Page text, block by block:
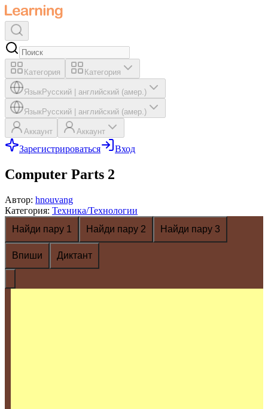
Категория Категория
ЯзыкРусский английский (амер.)
ЯзыкРусский английский (амер.)
Аккаунт Аккаунт
Зарегистрироваться Вход
Computer Parts 2
Автор: hnouvang
Категория: Техника/Технологии
Найди пару 1
Найди пару 2 Найди пару 3
Впиши Диктант